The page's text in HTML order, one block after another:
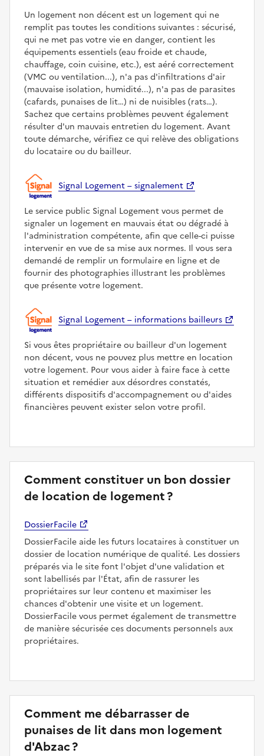
Un logement non décent est un logement qui ne
remplit pas toutes les conditions suivantes : sécurisé,
qui ne met pas votre vie en danger, contient les
équipements essentiels (eau froide et chaude,
chauffage, coin cuisine, etc.), est aéré correctement
(VMC ou ventilation...), n'a pas d'infiltrations d'air
(mauvaise isolation, humidité...), n'a pas de parasites
(cafards, punaises de lit…) ni de nuisibles (rats…).
Sachez que certains problèmes peuvent également
résulter d'un mauvais entretien du logement. Avant
toute démarche, vérifiez ce qui relève des obligations
du locataire ou du bailleur.
Signal Logement – signalement
Le service public Signal Logement vous permet de
signaler un logement en mauvais état ou dégradé à
l'administration compétente, afin que celle-ci puisse
intervenir en vue de sa mise aux normes. Il vous sera
demandé de remplir un formulaire en ligne et de
fournir des photographies illustrant les problèmes
que présente votre logement.
Signal Logement – informations bailleurs
Si vous êtes propriétaire ou bailleur d'un logement
non décent, vous ne pouvez plus mettre en location
votre logement. Pour vous aider à faire face à cette
situation et remédier aux désordres constatés,
différents dispositifs d'accompagnement ou d'aides
financières peuvent exister selon votre profil.
Comment constituer un bon dossier
de location de logement ?
DossierFacile
DossierFacile aide les futurs locataires à constituer un
dossier de location numérique de qualité. Les dossiers
préparés via le site font l'objet d'une validation et
sont labellisés par l'État, afin de rassurer les
propriétaires sur leur contenu et maximiser les
chances d'obtenir une visite et un logement.
DossierFacile vous permet également de transmettre
de manière sécurisée ces documents personnels aux
propriétaires.
Comment me débarrasser de
punaises de lit dans mon logement
d'Abzac ?